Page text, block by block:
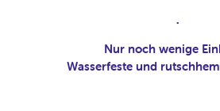
.
Nur noch wenige
Wasserfeste und